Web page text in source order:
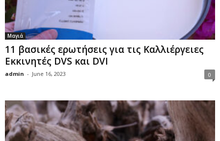
Μαγιά
11 βασικές ερωτήσεις για τις Καλλιέργειες
Εκκινητές DVS και DVI
admin - June 16, 2023 0